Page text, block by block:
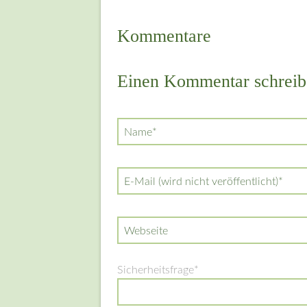
Kommentare
Einen Kommentar
Pflichtfeld
Name*
Pflichtfeld
E-Mail (wird nicht veröffentlicht)*
Webseite
Pflichtfeld
Sicherheitsfrage*